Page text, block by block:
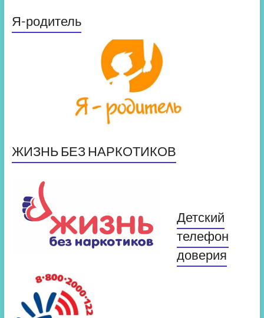
Я-родитель
ЖИЗНЬ БЕЗ НАРКОТИКОВ
Детский
телефон
доверия